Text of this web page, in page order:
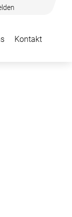
Kontakt